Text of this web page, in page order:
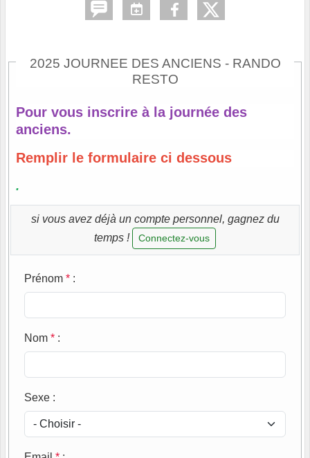
2025 JOURNEE DES ANCIENS - RANDO
RESTO
Pour vous inscrire à la journée des
anciens.
Remplir le formulaire ci dessous
.
si vous avez déjà un compte personnel, gagnez du
temps !
Connectez-vous
Prénom * :
Nom * :
Sexe :